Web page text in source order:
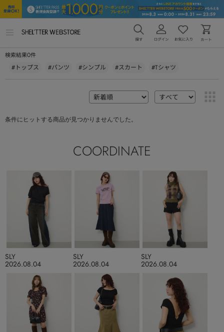
ー
を
検索結果0件
#トップス #パンツ #シンプル #スカート #Tシャツ
条件にヒットする商品が見つかりませんでした。
COORDINATE
2026.08.04
SLY
2026.08.04
SLY
2026.08.04
SLY